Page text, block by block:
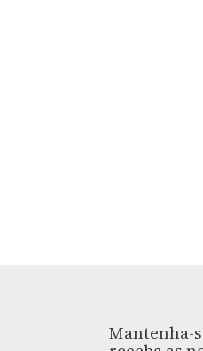
Mantenha-